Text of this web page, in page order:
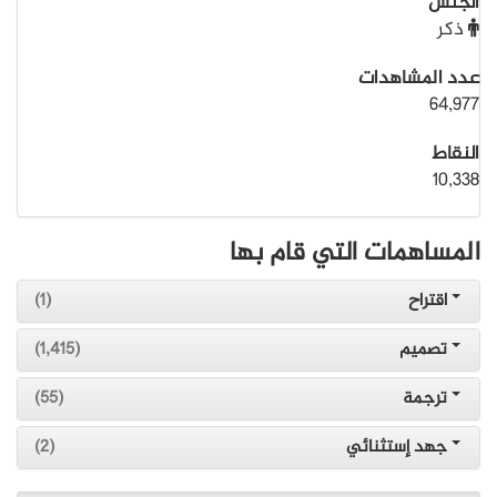
ذكر
عدد المشاهدات
64,977
النقاط
10,338
المساهمات التي قام بها
اقتراح
(1)
تصميم
(1,415)
ترجمة
(55)
جهد إستثنائي
(2)